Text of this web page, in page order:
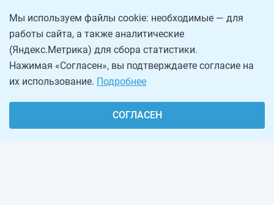
Мы используем файлы cookie: необходимые — для
работы сайта, а также аналитические
(Яндекс.Метрика) для сбора статистики.
Нажимая «Согласен», вы подтверждаете согласие на
их использование. Подробнее
СОГЛАСЕН